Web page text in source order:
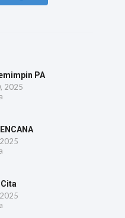
PA
2025